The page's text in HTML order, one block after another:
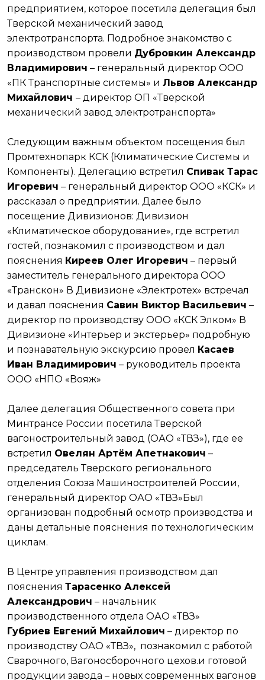
предприятием, которое посетила делегация был
Тверской механический завод
электротранспорта. Подробное знакомство с
производством провели Дубровкин Александр
Владимирович – генеральный директор ООО
«ПК Транспортные системы» и Львов Александр
Михайлович – директор ОП «Тверской
механический завод электротранспорта»
Следующим важным объектом посещения был
Промтехнопарк КСК (Климатические Системы и
Компоненты). Делегацию встретил Спивак Тарас
Игоревич – генеральный директор ООО «КСК» и
рассказал о предприятии. Далее было
посещение Дивизионов: Дивизион
«Климатическое оборудование», где встретил
гостей, познакомил с производством и дал
пояснения Киреев Олег Игоревич – первый
заместитель генерального директора ООО
«Транскон» В Дивизионе «Электротех» встречал
и давал пояснения Савин Виктор Васильевич –
директор по производству ООО «КСК Элком» В
Дивизионе «Интерьер и экстерьер» подробную
и познавательную экскурсию провел Касаев
Иван Владимирович – руководитель проекта
ООО «НПО «Вояж»
Далее делегация Общественного совета при
Минтрансе России посетила Тверской
вагоностроительный завод (ОАО «ТВЗ»), где ее
встретил Овелян Артём Апетнакович –
председатель Тверского регионального
отделения Союза Машиностроителей России,
генеральный директор ОАО «ТВЗ»Был
организован подробный осмотр производства и
даны детальные пояснения по технологическим
циклам.
В Центре управления производством дал
пояснения Тарасенко Алексей
Александрович – начальник
производственного отдела ОАО «ТВЗ»
Губриев Евгений Михайлович – директор по
производству ОАО «ТВЗ», познакомил с работой
Сварочного, Вагоносборочного цехов.и готовой
продукции завода – новых современных вагонов